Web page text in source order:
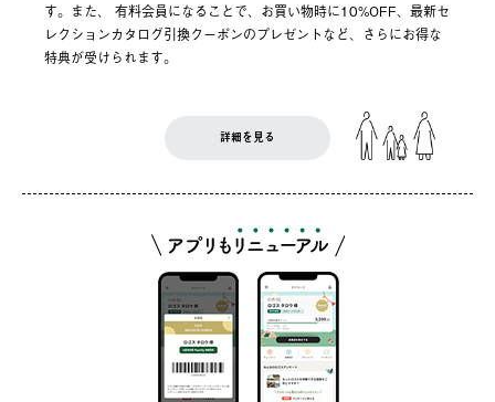
す。また、 有料会員になることで、お買い物時に10%OFF、最新セ
レクションカタログ引換クーポンのプレゼントなど、さらにお得な
特典が受けられます。
詳細を見る